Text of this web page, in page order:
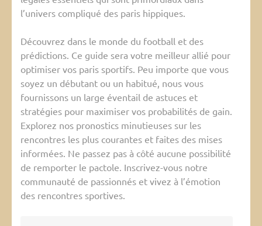
l’univers compliqué des paris hippiques.
Découvrez dans le monde du football et des
prédictions. Ce guide sera votre meilleur allié pour
optimiser vos paris sportifs. Peu importe que vous
soyez un débutant ou un habitué, nous vous
fournissons un large éventail de astuces et
stratégies pour maximiser vos probabilités de gain.
Explorez nos pronostics minutieuses sur les
rencontres les plus courantes et faites des mises
informées. Ne passez pas à côté aucune possibilité
de remporter le pactole. Inscrivez-vous notre
communauté de passionnés et vivez à l’émotion
des rencontres sportives.